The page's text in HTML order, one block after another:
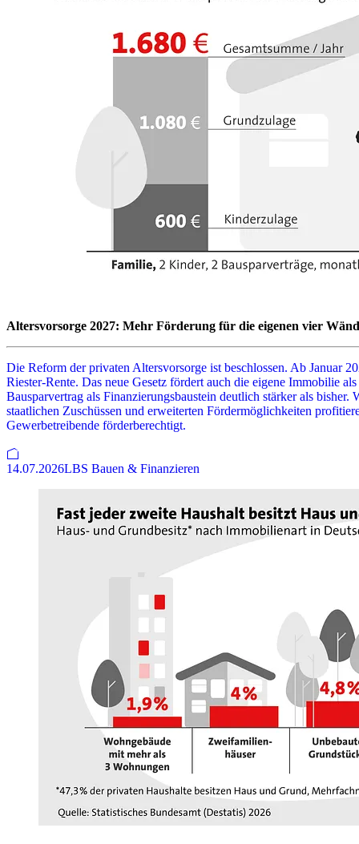
Altersvorsorge 2027: Mehr Förderung für die eigenen vier
Die Reform der privaten Altersvorsorge ist beschlossen. Ab Januar
Riester-Rente. Das neue Gesetz fördert auch die eigene Immobilie
Bausparvertrag als Finanzierungsbaustein deutlich stärker als
staatlichen Zuschüssen und erweiterten Fördermöglichkeiten
Gewerbetreibende förderberechtigt.
14.07.2026LBS Bauen & Finanzieren